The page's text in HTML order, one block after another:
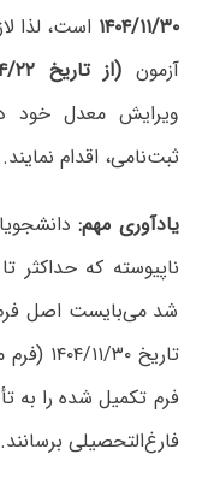
۱۴۰۴/۱۱/۳۰ است، لذا
آزمون (از تاریخ ۱۴۰۵/۰۴/۲۲ لغایت ۱۴۰۵/۰۴/۲۶)
ویرایش معدل خود
ثبت‌نامی، اقدام نمایند.
یادآوری مهم:
شد می‌بایست اصل
تاریخ
فرم تکمیل شده را به
فارغ‌التحصیلی برسانند.